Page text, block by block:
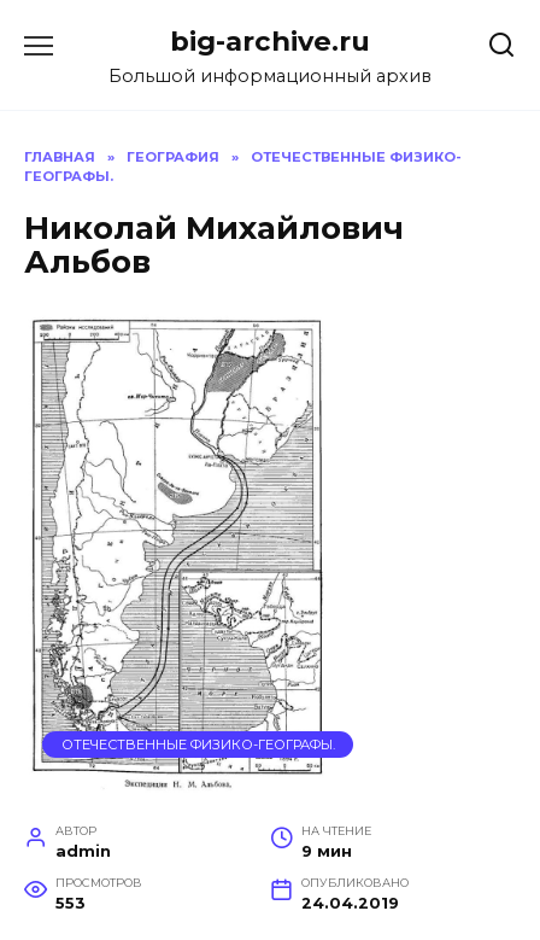
содержанию
big-archive.ru
Большой информационный архив
ГЛАВНАЯ » ГЕОГРАФИЯ »
ОТЕЧЕСТВЕННЫЕ ФИЗИКО-
ГЕОГРАФЫ.
Николай Михайлович
Альбов
ОТЕЧЕСТВЕННЫЕ ФИЗИКО-ГЕОГРАФЫ.
АВТОР
admin
НА ЧТЕНИЕ
9 мин
ПРОСМОТРОВ
553
ОПУБЛИКОВАНО
24.04.2019